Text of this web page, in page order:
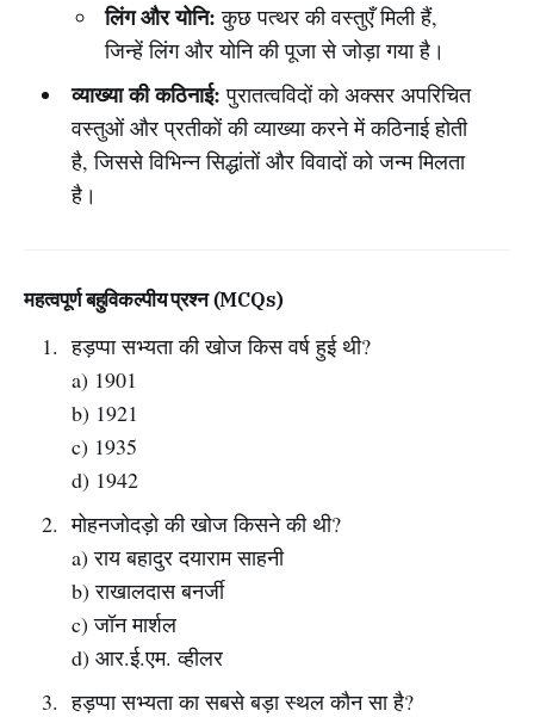
लिंग और योनि: कुछ पत्थर की वस्तुएँ मिली हैं,
जिन्हें लिंग और योनि की पूजा से जोड़ा गया है।
व्याख्या की कठिनाई: पुरातत्वविदों को अक्सर अपरिचित
वस्तुओं और प्रतीकों की व्याख्या करने में कठिनाई होती
है, जिससे विभिन्न सिद्धांतों और विवादों को जन्म मिलता
है।
महत्वपूर्ण बहुविकल्पीय प्रश्न (MCQs)
हड़प्पा सभ्यता की खोज किस वर्ष हुई थी?
a) 1901
b) 1921
c) 1935
d) 1942
मोहनजोदड़ो की खोज किसने की थी?
a) राय बहादुर दयाराम साहनी
b) राखालदास बनर्जी
c) जॉन मार्शल
d) आर.ई.एम. व्हीलर
हड़प्पा सभ्यता का सबसे बड़ा स्थल कौन सा है?